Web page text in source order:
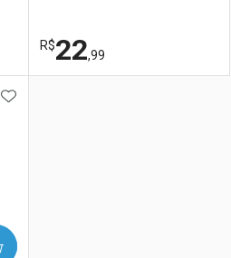
R$22,99
ADICIONAR AOS FAVORITOS